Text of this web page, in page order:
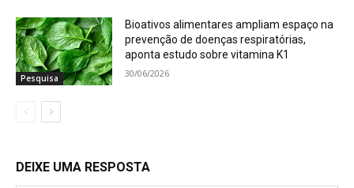
Pesquisa
Bioativos alimentares ampliam espaço na
prevenção de doenças respiratórias,
aponta estudo sobre vitamina K1
30/06/2026
DEIXE UMA RESPOSTA